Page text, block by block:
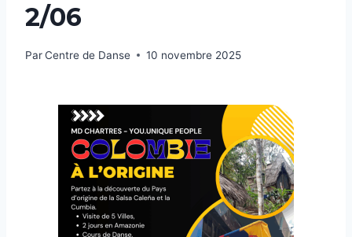
2/06
ParCentre de Danse 10 novembre 2025